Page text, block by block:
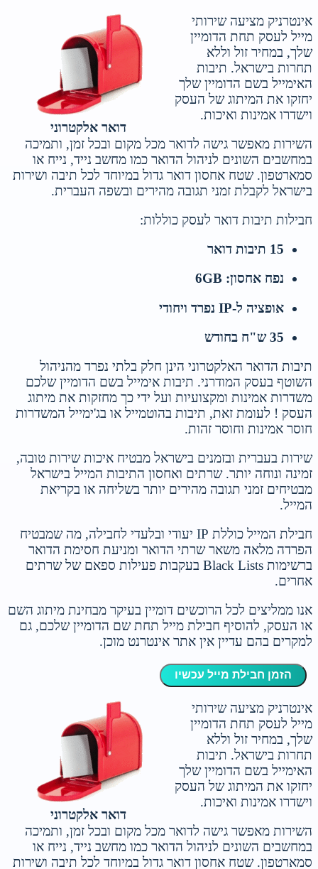
דואר אלקטרוני
אינטרניק מציעה שירותי
מייל לעסק תחת הדומיין
שלך, במחיר זול וללא
תחרות בישראל. תיבות
האימייל בשם הדומיין שלך
יחזקו את המיתוג של העסק
וישדרו אמינות ואיכות.
השירות מאפשר גישה לדואר מכל מקום ובכל זמן, ותמיכה
במחשבים השונים לניהול הדואר כמו מחשב נייד, נייח או
סמארטפון. שטח אחסון דואר גדול במיוחד לכל תיבה ושירות
בישראל לקבלת זמני תגובה מהירים ובשפה העברית.
חבילות תיבות דואר לעסק כוללות:
15 תיבות דואר
נפח אחסון: 6GB
אופציה ל-IP נפרד ויחודי
35 ש"ח בחודש
תיבות הדואר האלקטרוני הינן חלק בלתי נפרד מהניהול
השוטף בעסק המודרני. תיבות אימייל בשם הדומיין שלכם
משדרות אמינות ומקצועיות ועל ידי כך מחזקות את מיתוג
העסק ! לעומת זאת, תיבות בהוטמייל או בג'ימייל המשדרות
חוסר אמינות וחוסר זהות.
שירות בעברית ובזמנים בישראל מבטיח איכות שירות טובה,
זמינה ונוחה יותר. שרתים ואחסון התיבות המייל בישראל
מבטיחים זמני תגובה מהירים יותר בשליחה או בקריאת
המייל.
חבילת המייל כוללת IP יעודי ובלעדי לחבילה, מה שמבטיח
הפרדה מלאה משאר שרתי הדואר ומניעת חסימת הדואר
ברשימות Black Lists בעקבות פעילות ספאם של שרתים
אחרים.
אנו ממליצים לכל הרוכשים דומיין בעיקר מבחינת מיתוג השם
או העסק, להוסיף חבילת מייל תחת שם הדומיין שלכם, גם
למקרים בהם עדיין אין אתר אינטרנט מוכן.
הזמן חבילת מייל עכשיו
דואר אלקטרוני
אינטרניק מציעה שירותי
מייל לעסק תחת הדומיין
שלך, במחיר זול וללא
תחרות בישראל. תיבות
האימייל בשם הדומיין שלך
יחזקו את המיתוג של העסק
וישדרו אמינות ואיכות.
השירות מאפשר גישה לדואר מכל מקום ובכל זמן, ותמיכה
במחשבים השונים לניהול הדואר כמו מחשב נייד, נייח או
סמארטפון. שטח אחסון דואר גדול במיוחד לכל תיבה ושירות